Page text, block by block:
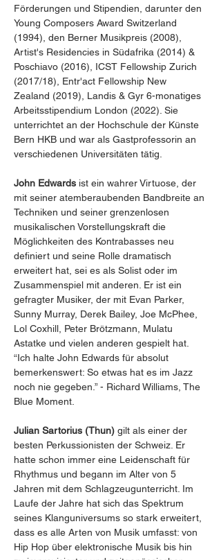
Förderungen und Stipendien, darunter den
Young Composers Award Switzerland
(1994), den Berner Musikpreis (2008),
Artist's Residencies in Südafrika (2014) &
Poschiavo (2016), ICST Fellowship Zurich
(2017/18), Entr'act Fellowship New
Zealand (2019), Landis & Gyr 6-monatiges
Arbeitsstipendium London (2022). Sie
unterrichtet an der Hochschule der Künste
Bern HKB und war als Gastprofessorin an
verschiedenen Universitäten tätig.
John Edwards ist ein wahrer Virtuose, der
mit seiner atemberaubenden Bandbreite an
Techniken und seiner grenzenlosen
musikalischen Vorstellungskraft die
Möglichkeiten des Kontrabasses neu
definiert und seine Rolle dramatisch
erweitert hat, sei es als Solist oder im
Zusammenspiel mit anderen. Er ist ein
gefragter Musiker, der mit Evan Parker,
Sunny Murray, Derek Bailey, Joe McPhee,
Lol Coxhill, Peter Brötzmann, Mulatu
Astatke und vielen anderen gespielt hat.
“Ich halte John Edwards für absolut
bemerkenswert: So etwas hat es im Jazz
noch nie gegeben.” - Richard Williams, The
Blue Moment.
Julian Sartorius (Thun) gilt als einer der
besten Perkussionisten der Schweiz. Er
hatte schon immer eine Leidenschaft für
Rhythmus und begann im Alter von 5
Jahren mit dem Schlagzeugunterricht. Im
Laufe der Jahre hat sich das Spektrum
seines Klanguniversums so stark erweitert,
dass es alle Arten von Musik umfasst: von
Hip Hop über elektronische Musik bis hin